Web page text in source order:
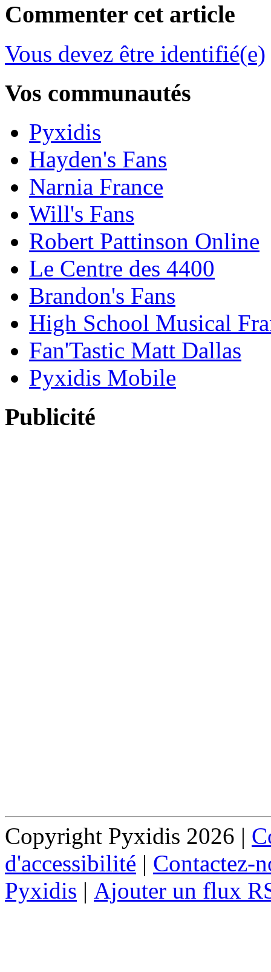
Commenter cet article
Vous devez être identifié(e)
Vos communautés
Pyxidis
Hayden's Fans
Narnia France
Will's Fans
Robert Pattinson Online
Le Centre des 4400
Brandon's Fans
High School Musical
Fan'Tastic Matt Dallas
Pyxidis Mobile
Publicité
Copyright Pyxidis 2026 |
d'accessibilité | Contactez-
Pyxidis | Ajouter un flux